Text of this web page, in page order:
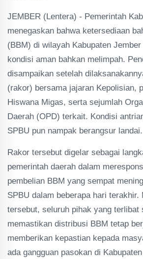
JEMBER (Lentera) - Pemerintah
menegaskan bahwa ketersediaan
(BBM) di wilayah Kabupaten Jember
kondisi aman bahkan melimpah.
disampaikan setelah
(rakor) bersama jajaran Kepolisian,
Hiswana Migas, serta sejumlah
Daerah (OPD) terkait. Kondisi
SPBU pun nampak berangsur landai.
Rakor tersebut digelar sebagai
pemerintah daerah dalam
pembelian BBM yang sempat
SPBU dalam beberapa hari terakhir.
tersebut, seluruh pihak yang terlibat
memastikan distribusi BBM tetap
memberikan kepastian kepada
ada gangguan pasokan di